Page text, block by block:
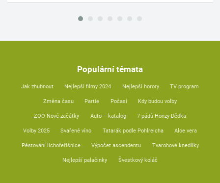
Populární témata
Jak zhubnout Nejlepší filmy 2024 Nejlepší horory TV program
Změna času Partie Počasí Kdy budou volby
ZOO Nové začátky Auto – katalog 7 pádů Honzy Dědka
Volby 2025 Svařené víno Tatarák podle Pohlreicha Aloe vera
Pěstování lichořeřišnice Výpočet ascendentu Tvarohové knedlíky
Nejlepší palačinky Švestkový koláč